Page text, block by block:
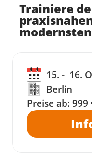
Trainiere
15. - 16.
Berlin
Preise ab: 999